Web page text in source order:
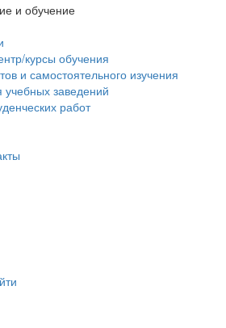
и обучение
курсы обучения
и самостоятельного изучения
учебных заведений
работ